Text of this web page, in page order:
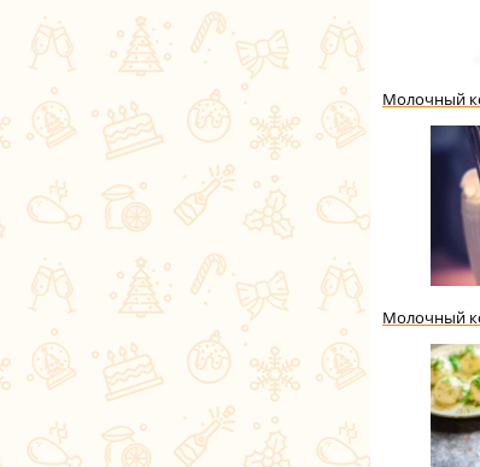
Молочный
Молочный